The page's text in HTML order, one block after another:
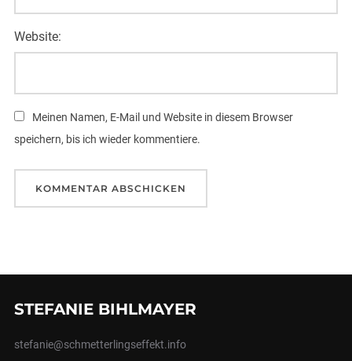
Website:
Meinen Namen, E-Mail und Website in diesem Browser
speichern, bis ich wieder kommentiere.
STEFANIE BIHLMAYER
stefanie@schmetterlingseffekt.info